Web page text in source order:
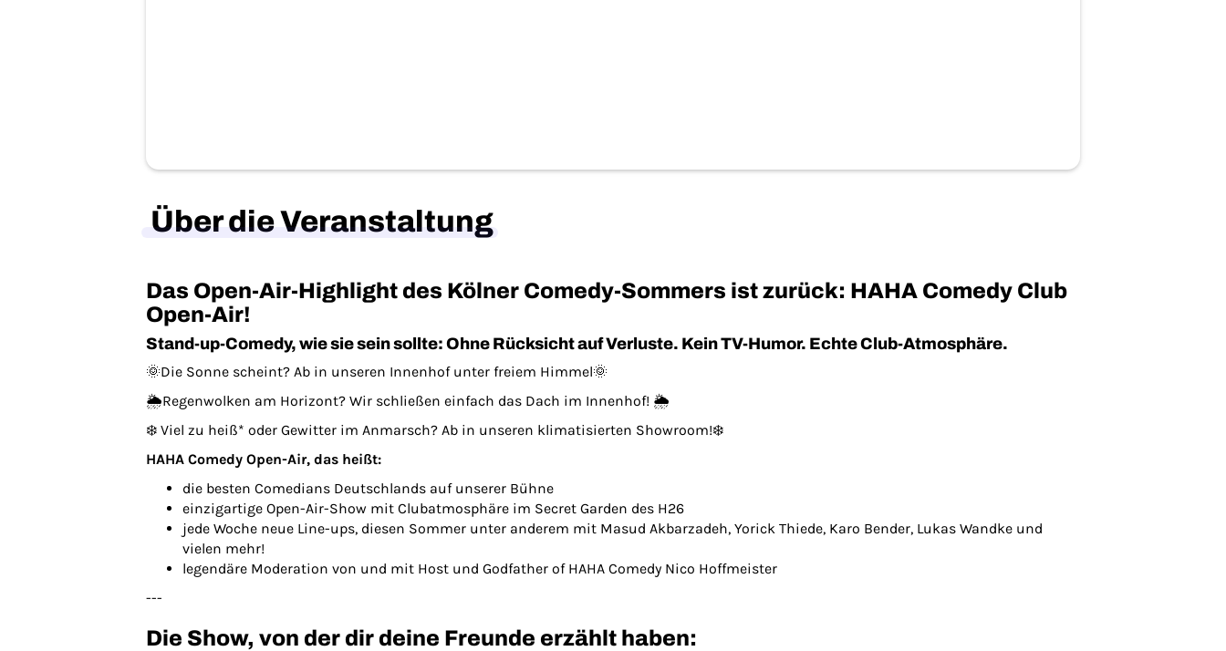
Über die Veranstaltung
Das Open-Air-Highlight des Kölner Comedy-Sommers ist zurück: HAHA Comedy Club
Open-Air!
Stand-up-Comedy, wie sie sein sollte: Ohne Rücksicht auf Verluste. Kein TV-Humor. Echte Club-Atmosphäre.
🌞Die Sonne scheint? Ab in unseren Innenhof unter freiem Himmel🌞
🌦️Regenwolken am Horizont? Wir schließen einfach das Dach im Innenhof! 🌦️
❄️ Viel zu heiß* oder Gewitter im Anmarsch? Ab in unseren klimatisierten Showroom!❄️
HAHA Comedy Open-Air, das heißt:
die besten Comedians Deutschlands auf unserer Bühne
einzigartige Open-Air-Show mit Clubatmosphäre im Secret Garden des H26
jede Woche neue Line-ups, diesen Sommer unter anderem mit Masud Akbarzadeh, Yorick Thiede, Karo Bender, Lukas Wandke und
vielen mehr!
legendäre Moderation von und mit Host und Godfather of HAHA Comedy Nico Hoffmeister
---
Die Show, von der dir deine Freunde erzählt haben: